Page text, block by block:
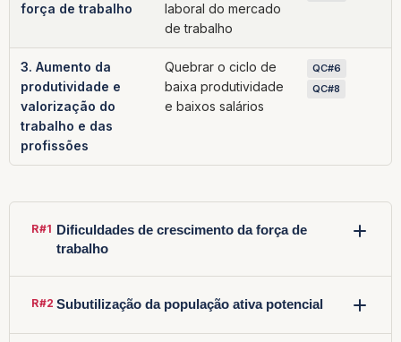
força de trabalho
laboral do mercado
de trabalho
3. Aumento da
produtividade e
valorização do
trabalho e das
profissões
Quebrar o ciclo de
baixa produtividade
e baixos salários
QC#6
QC#8
R#1 Dificuldades de crescimento da força de
trabalho
Valorização do ensino profissional
R#2 Subutilização da população ativa potencial